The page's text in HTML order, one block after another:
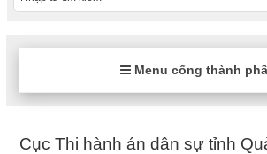
Menu cổng thành
Cục Thi hành án dân sự tỉnh